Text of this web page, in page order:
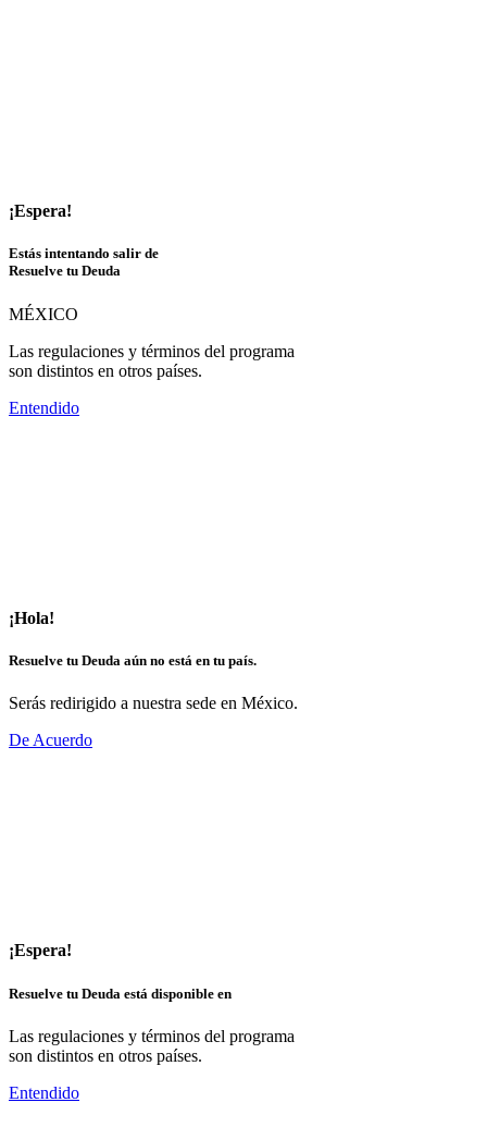
¡Espera!
Estás intentando salir de
Resuelve tu Deuda
MÉXICO
Las regulaciones y términos del programa
son distintos en otros países.
Entendido
¡Hola!
Resuelve tu Deuda aún no está en tu país.
Serás redirigido a nuestra sede en México.
De Acuerdo
¡Espera!
Resuelve tu Deuda está disponible en
Las regulaciones y términos del programa
son distintos en otros países.
Entendido